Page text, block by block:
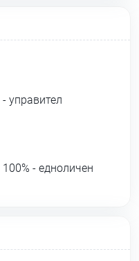
- управител
100% - едноличен